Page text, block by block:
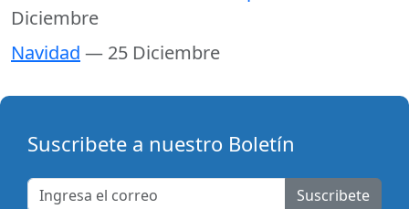
Diciembre
Navidad — 25 Diciembre
Suscribete a nuestro Boletín
Suscribete